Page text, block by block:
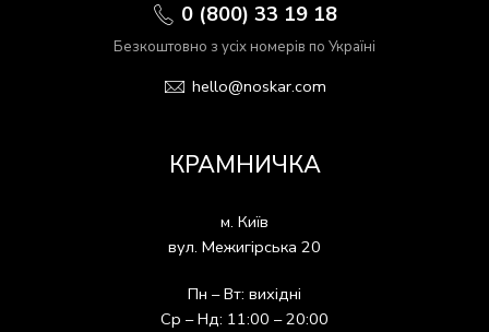
0 (800) 33 19 18
Безкоштовно з усіх номерів по Україні
hello@noskar.com
КРАМНИЧКА
м. Київ
вул. Межигірська 20
Пн – Вт: вихідні
Ср – Нд: 11:00 – 20:00